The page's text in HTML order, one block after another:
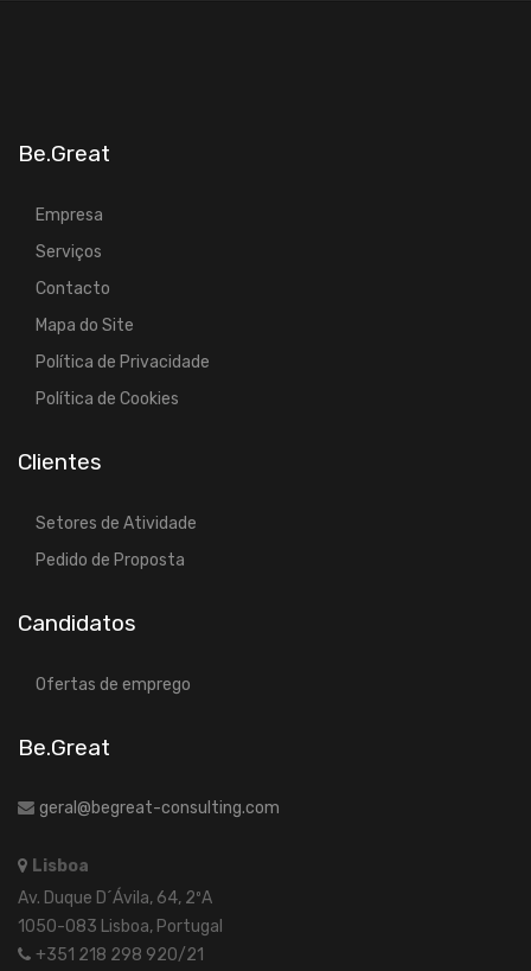
Be.Great
Empresa
Serviços
Contacto
Mapa do Site
Política de Privacidade
Política de Cookies
Clientes
Setores de Atividade
Pedido de Proposta
Candidatos
Ofertas de emprego
Be.Great
geral@begreat-consulting.com
Lisboa
Av. Duque D´Ávila, 64, 2ºA
1050-083 Lisboa, Portugal
+351 218 298 920/21